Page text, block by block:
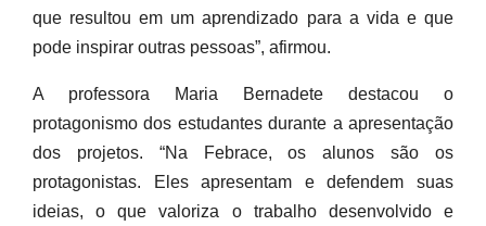
que resultou em um aprendizado para a vida e que
pode inspirar outras pessoas”, afirmou.
A professora Maria Bernadete destacou o
protagonismo dos estudantes durante a apresentação
dos projetos. “Na Febrace, os alunos são os
protagonistas. Eles apresentam e defendem suas
ideias, o que valoriza o trabalho desenvolvido e